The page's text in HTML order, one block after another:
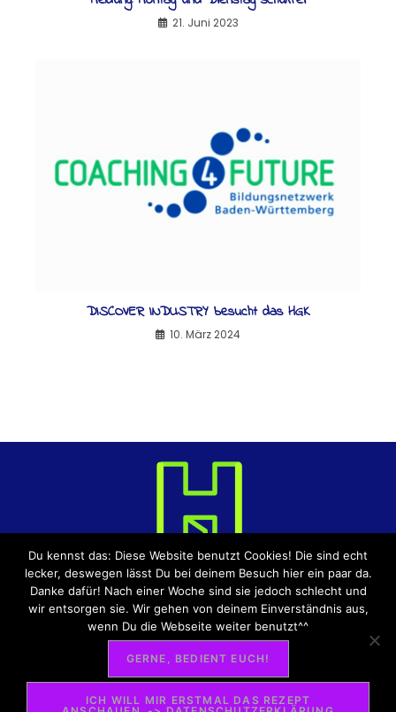
21. Juni 2023
DISCOVER INDUSTRY besucht das HGK
10. März 2024
DATENSCHUTZERKLÄRUNG
IMPRESSUM
ÜBER UNS
REPORTER:INNENZUGANG
Du kennst das: Diese Website benutzt Cookies! Die sind echt
lecker, deswegen lässt Du bei deinem Besuch hier ein paar da.
Danke dafür! Nach einer Woche sind sie jedoch schlecht und
wir entsorgen sie. Wir gehen von deinem Einverständnis aus,
wenn Du die Webseite weiter benutzt^^
GERNE, BEDIENT EUCH!
ICH WILL MIR ERSTMAL DAS REZEPT